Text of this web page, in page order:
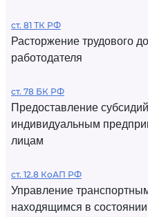
ст. 81 ТК РФ
Расторжение трудового
работодателя
ст. 78 БК РФ
Предоставление
индивидуальным
лицам
ст. 12.8 КоАП РФ
Управление
находящимся в